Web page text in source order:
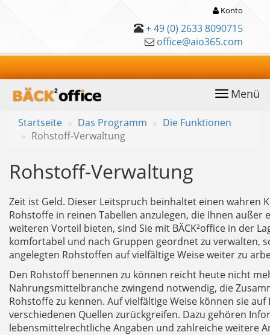
Konto
+ 49 (0) 2633 8090715
office@aio365.com
Menü
Startseite
Das Programm
Die Funktionen
Rohstoff-Verwaltung
Rohstoff-Verwaltung
Zeit ist Geld. Dieser Leitspruch beinhaltet einen wahren
Rohstoffe in reinen Tabellen anzulegen, die Ihnen außer
weiteren Vorteil bieten, sind Sie mit BÄCK²office in der
komfortabel und nach Gruppen geordnet zu verwalten,
angelegten Rohstoffen auf vielfältige Weise weiter zu
Den Rohstoff benennen zu können reicht heute nicht
Nahrungsmittelbranche zwingend notwendig, die
Rohstoffe zu kennen. Auf vielfältige Weise können sie
verschiedenen Quellen zurückgreifen. Dazu gehören
lebensmittelrechtliche Angaben und zahlreiche weitere